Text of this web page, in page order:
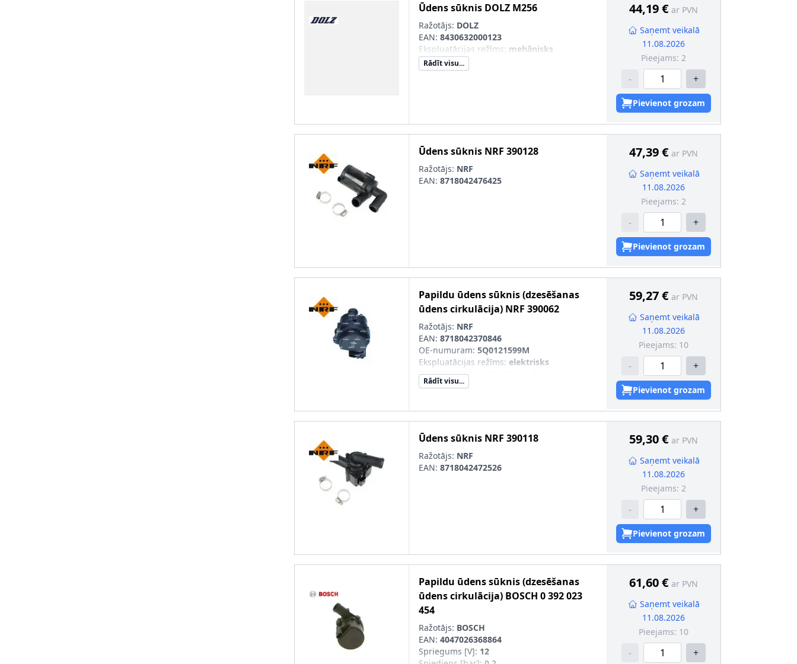
Ūdens sūknis DOLZ M256
Ražotājs: DOLZ
EAN: 8430632000123
Ekspluatācijas režīms: mehānisks
Rādīt visu...
44,19 € ar PVN
Saņemt veikalā
11.08.2026
Pieejams: 2
- +
Pievienot grozam
Ūdens sūknis NRF 390128
Ražotājs: NRF
EAN: 8718042476425
47,39 € ar PVN
Saņemt veikalā
11.08.2026
Pieejams: 2
- +
Pievienot grozam
Papildu ūdens sūknis (dzesēšanas
ūdens cirkulācija) NRF 390062
Ražotājs: NRF
EAN: 8718042370846
OE-numuram: 5Q0121599M
Ekspluatācijas režīms: elektrisks
Papildus artikuls/Papildus informācija
kronšteinu
stiprināšanas materiālu
Rādīt visu...
59,27 € ar PVN
Saņemt veikalā
11.08.2026
Pieejams: 10
- +
Pievienot grozam
Ūdens sūknis NRF 390118
Ražotājs: NRF
EAN: 8718042472526
59,30 € ar PVN
Saņemt veikalā
11.08.2026
Pieejams: 2
- +
Pievienot grozam
Papildu ūdens sūknis (dzesēšanas
ūdens cirkulācija) BOSCH 0 392 023
454
Ražotājs: BOSCH
EAN: 4047026368864
Spriegums [V]: 12
61,60 € ar PVN
Saņemt veikalā
11.08.2026
Pieejams: 10
- +